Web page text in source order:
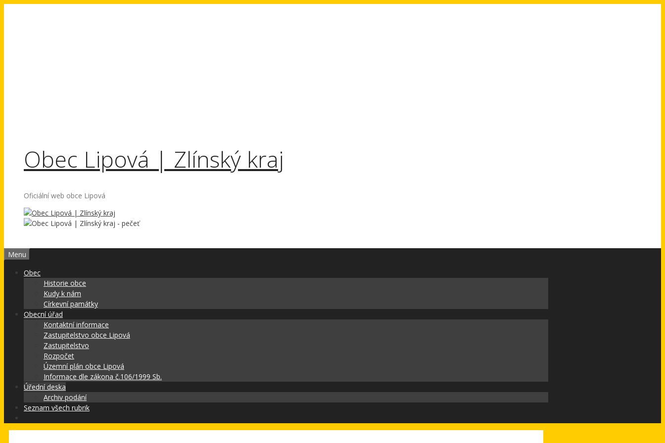
Obec Lipová | Zlínský kraj
Oficiální web obce Lipová
Menu
Obec
Historie obce
Kudy k nám
Církevní památky
Obecní úřad
Kontaktní informace
Zastupitelstvo obce Lipová
Zastupitelstvo
Rozpočet
Územní plán obce Lipová
Informace dle zákona č.106/1999 Sb.
Úřední deska
Archiv podání
Seznam všech rubrik